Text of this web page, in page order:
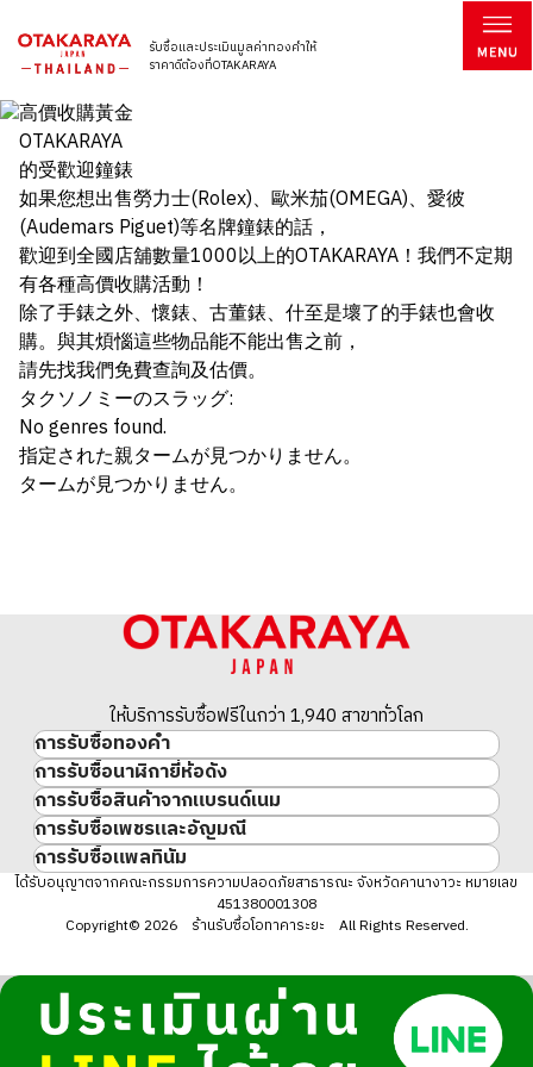
รับซื้อและประเมินมูลค่าทองคำให้
ราคาดีต้องที่OTAKARAYA
OTAKARAYA
的受歡迎鐘錶
如果您想出售勞力士(Rolex)、歐米茄(OMEGA)、愛彼
(Audemars Piguet)等名牌鐘錶的話，
歡迎到全國店舖數量1000以上的OTAKARAYA！我們不定期
有各種高價收購活動！
除了手錶之外、懷錶、古董錶、什至是壞了的手錶也會收
購。與其煩惱這些物品能不能出售之前，
請先找我們免費查詢及估價。
タクソノミーのスラッグ:
No genres found.
指定された親タームが見つかりません。
タームが見つかりません。
ให้บริการรับซื้อฟรีในกว่า 1,940 สาขาทั่วโลก
การรับซื้อทองคำ
ทองคำ
ทองคำแท่ง
เหรียญทองคำ/เหรียญเงิน
ประวัติราคาทองคำ 10 ปี
ทองรูปพรรณ
แหวนทอง
การรับซื้อนาฬิกายี่ห้อดัง
นาฬิกาแบรนด์เนม
Rolex
Patek Philippe
Audemars Piguet
Vacheron Constantin
Breguet
การรับซื้อสินค้าจากแบรนด์เนม
สินค้าแบรนด์เนม
Cartier
LOUIS VUITTON
Hermès
CELINE
Fendi
การรับซื้อเพชรและอัญมณี
อัญมณี
เพชร
มรกต
ทับทิม
การรับซื้อแพลทินัม
แพลทินัม
ได้รับอนุญาตจากคณะกรรมการความปลอดภัยสาธารณะ จังหวัดคานางาวะ หมายเลข
451380001308
Copyright© 2026 ร้านรับซื้อโอทาคาระยะ All Rights Reserved.